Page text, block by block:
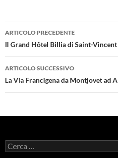
Navigazione
articolo
ARTICOLO PRECEDENTE
Il Grand Hôtel Billia di Saint-
ARTICOLO SUCCESSIVO
La Via Francigena da Montjovet ad
Ricerca
per: